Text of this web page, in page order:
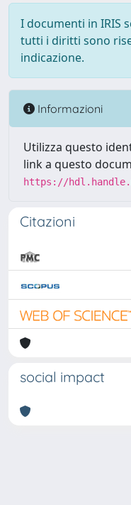
I documenti in IRIS
tutti i diritti sono
indicazione.
Informazioni
Utilizza questo
link a questo
https://
Citazioni
social impact